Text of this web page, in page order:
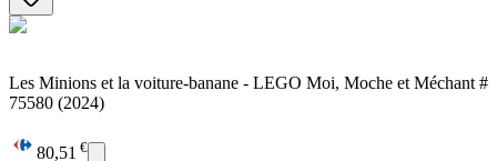
Les Minions et la voiture-banane - LEGO Moi, Moche et Méchant #
75580 (2024)
80,51 €